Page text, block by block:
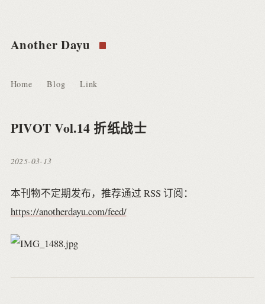
Another Dayu
Home Blog Link
PIVOT Vol.14 折纸战士
2025-03-13
本刊物不定期发布，推荐通过 RSS 订阅：
https://anotherdayu.com/feed/